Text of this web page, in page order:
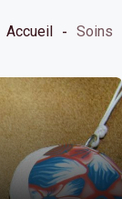
Accueil Soins